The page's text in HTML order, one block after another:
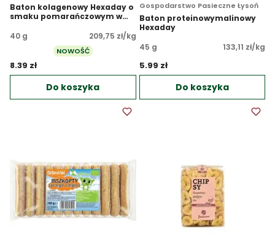
Baton kolagenowy Hexaday o
smaku pomarańczowym w
40 g
209,75 zł/kg
NOWOŚĆ
8.39 zł
Do koszyka
Gospodarstwo Pasieczne Łysoń
Baton proteinowymalinowy
Hexaday
45 g
133,11 zł/kg
5.99 zł
Do koszyka